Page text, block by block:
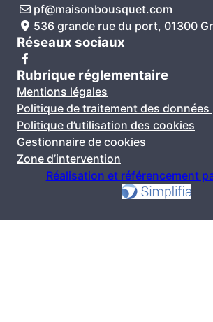
pf@maisonbousquet.com
536 grande rue du port, 01300
Réseaux sociaux
Rubrique réglementaire
Mentions légales
Politique de traitement des
Politique d’utilisation des cookies
Gestionnaire de cookies
Zone d’intervention
Réalisation et référencement